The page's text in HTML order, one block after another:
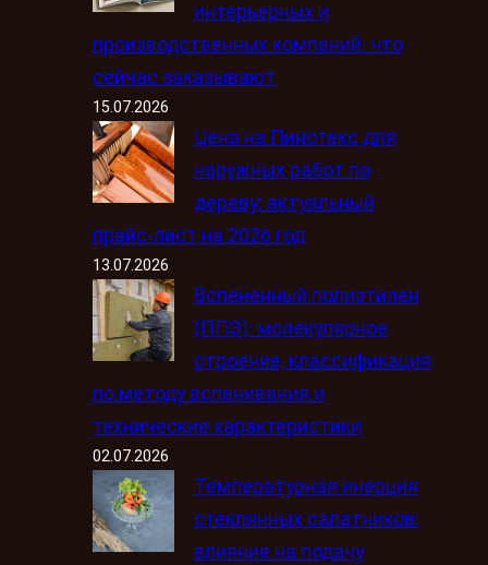
интерьерных и
производственных компаний: что
сейчас заказывают
15.07.2026
Цена на Пинотекс для
наружных работ по
дереву: актуальный
прайс-лист на 2026 год
13.07.2026
Вспененный полиэтилен
(ППЭ): молекулярное
строение, классификация
по методу вспенивания и
технические характеристики
02.07.2026
Температурная инерция
стеклянных салатников:
влияние на подачу